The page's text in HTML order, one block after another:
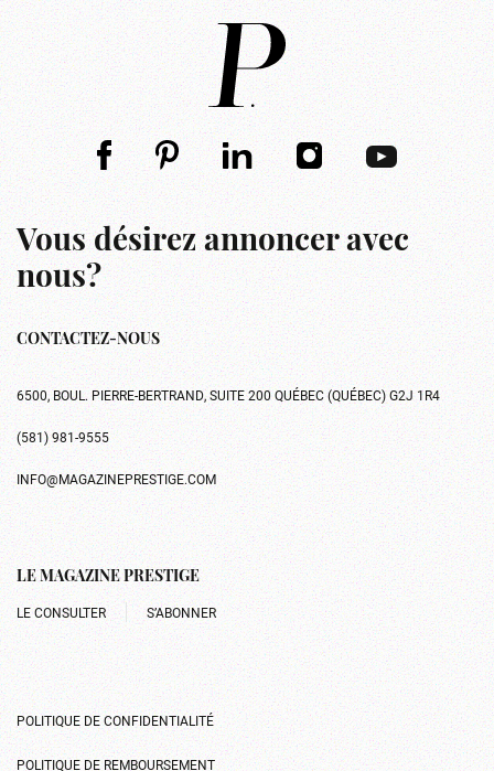
Vous désirez annoncer avec
nous?
CONTACTEZ-NOUS
6500, BOUL. PIERRE-BERTRAND, SUITE 200 QUÉBEC (QUÉBEC) G2J 1R4
(581) 981-9555
INFO@MAGAZINEPRESTIGE.COM
LE MAGAZINE PRESTIGE
LE CONSULTER S’ABONNER
POLITIQUE DE CONFIDENTIALITÉ
POLITIQUE DE REMBOURSEMENT